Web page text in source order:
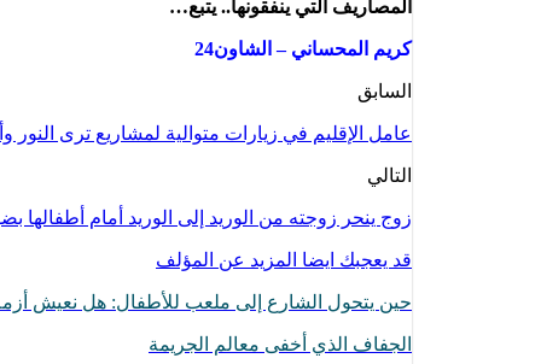
المصاريف التي ينفقونها.. يتبع…
كريم المحساني – الشاون24
السابق
عامل الإقليم في زيارات متوالية لمشاريع ترى
التالي
زوج ينحر زوجته من الوريد إلى الوريد أمام أطفالها
قد يعجبك ايضا المزيد عن المؤلف
حين يتحول الشارع إلى ملعب للأطفال: هل نعيش
الجفاف الذي أخفى معالم الجريمة